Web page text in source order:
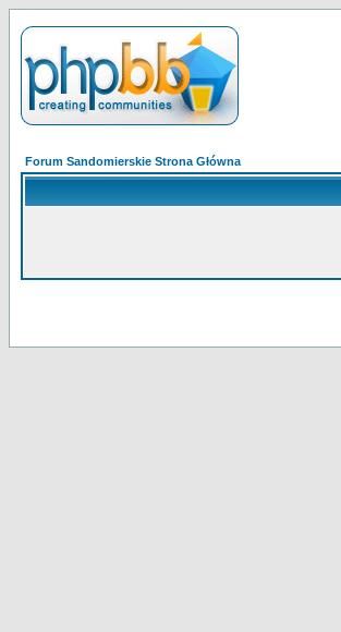
Forum Sandomierskie Strona Główna